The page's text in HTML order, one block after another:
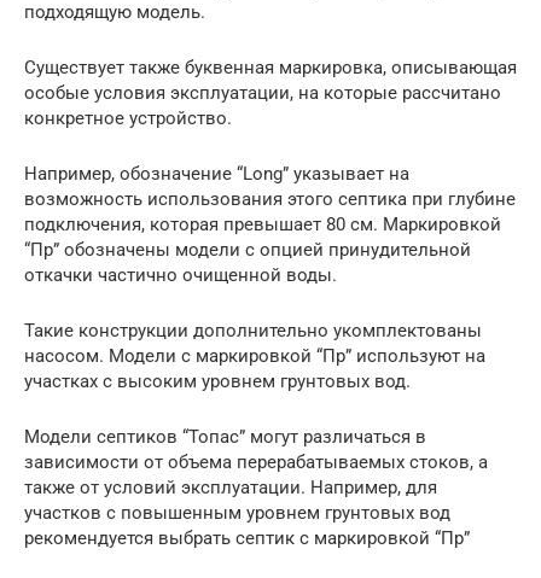
подходящую модель.
Существует также буквенная маркировка, описывающая
особые условия эксплуатации, на которые рассчитано
конкретное устройство.
Например, обозначение “Long” указывает на
возможность использования этого септика при глубине
подключения, которая превышает 80 см. Маркировкой
“Пр” обозначены модели с опцией принудительной
откачки частично очищенной воды.
Такие конструкции дополнительно укомплектованы
насосом. Модели с маркировкой “Пр” используют на
участках с высоким уровнем грунтовых вод.
Модели септиков “Топас” могут различаться в
зависимости от объема перерабатываемых стоков, а
также от условий эксплуатации. Например, для
участков с повышенным уровнем грунтовых вод
рекомендуется выбрать септик с маркировкой “Пр”